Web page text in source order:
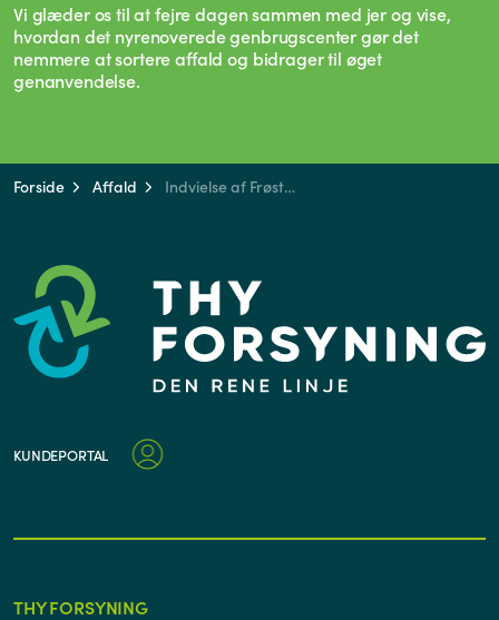
Vi glæder os til at fejre dagen sammen med jer og vise,
hvordan det nyrenoverede genbrugscenter gør det
nemmere at sortere affald og bidrager til øget
genanvendelse.
Forside Affald Indvielse af Frøstrup Genbrugscenter
KUNDEPORTAL
THY FORSYNING